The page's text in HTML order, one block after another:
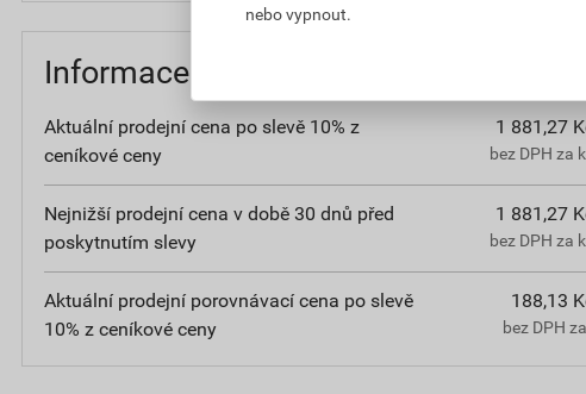
Informace o ceně
Aktuální prodejní cena po slevě 10% z
ceníkové ceny
1 881,27
bez DPH za
Nejnižší prodejní cena v době 30 dnů před
poskytnutím slevy
1 881,27
bez DPH za
Aktuální prodejní porovnávací cena po slevě
10% z ceníkové ceny
188,13
bez DPH za l
nebo vypnout.